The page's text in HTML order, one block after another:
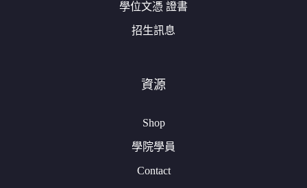
學位文憑 證書
招生訊息
資源
Shop
學院學員
Contact